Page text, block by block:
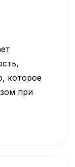
которое
при